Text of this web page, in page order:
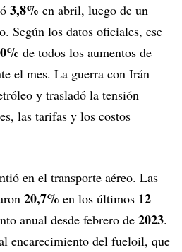
3,8% en abril, luego de un
Según los datos oficiales, ese
de todos los aumentos de
el mes. La guerra con Irán
y trasladó la tensión
las tarifas y los costos
en el transporte aéreo. Las
20,7% en los últimos 12
anual desde febrero de 2023.
encarecimiento del fueloil, que